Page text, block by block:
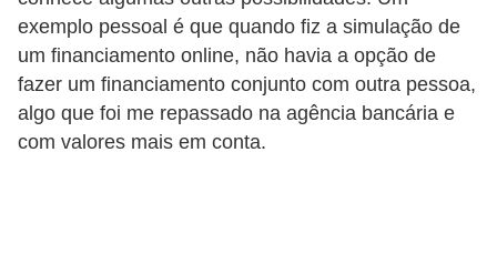
exemplo pessoal é que quando fiz a simulação de
um financiamento online, não havia a opção de
fazer um financiamento conjunto com outra pessoa,
algo que foi me repassado na agência bancária e
com valores mais em conta.
o
s
e
i
n